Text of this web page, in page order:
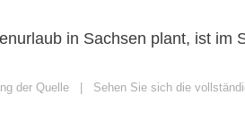
in Sachsen plant, ist im
der Quelle Sehen Sie sich die